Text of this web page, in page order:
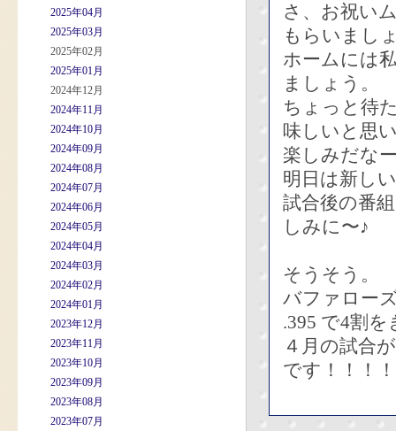
2025年04月
2025年03月
2025年02月
2025年01月
2024年12月
2024年11月
2024年10月
2024年09月
2024年08月
2024年07月
2024年06月
2024年05月
2024年04月
2024年03月
2024年02月
2024年01月
2023年12月
2023年11月
2023年10月
2023年09月
2023年08月
2023年07月
さ、お祝い
もらいまし
ホームには
ましょう。
ちょっと待
味しいと思
楽しみだな
明日は新し
試合後の番
しみに〜♪
そうそう。
バファロー
.395 で4割
４月の試合
です！！！！